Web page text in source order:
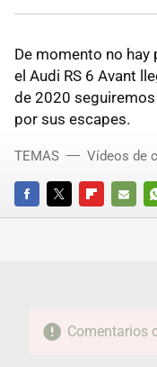
De momento no
el Audi RS 6 Avant
de 2020
por sus escapes.
FACEBOOKTWITTERFLIPBOARD
E-
TEMAS Vídeos de
Comentarios